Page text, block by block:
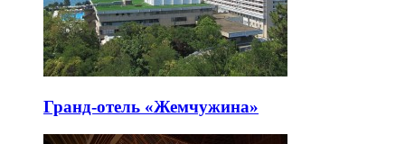
Гранд-отель «Жемчужина»